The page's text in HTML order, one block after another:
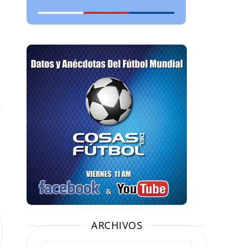
ARCHIVOS